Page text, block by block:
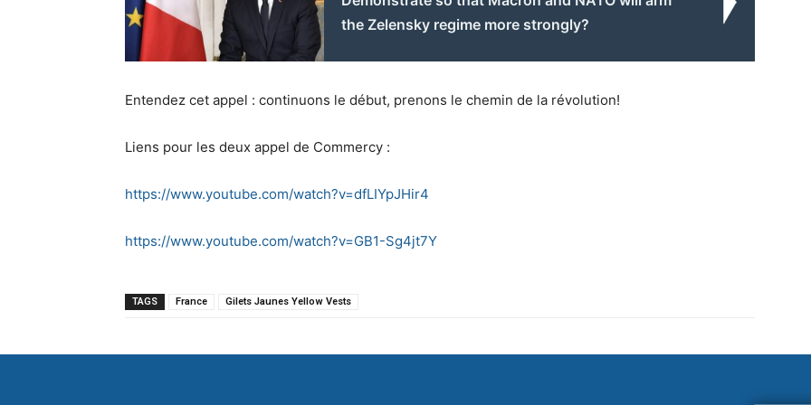
the Zelensky regime more strongly?
Entendez cet appel : continuons le début, prenons le chemin de la révolution!
Liens pour les deux appel de Commercy :
https://www.youtube.com/watch?v=dfLIYpJHir4
https://www.youtube.com/watch?v=GB1-Sg4jt7Y
TAGS France Gilets Jaunes Yellow Vests